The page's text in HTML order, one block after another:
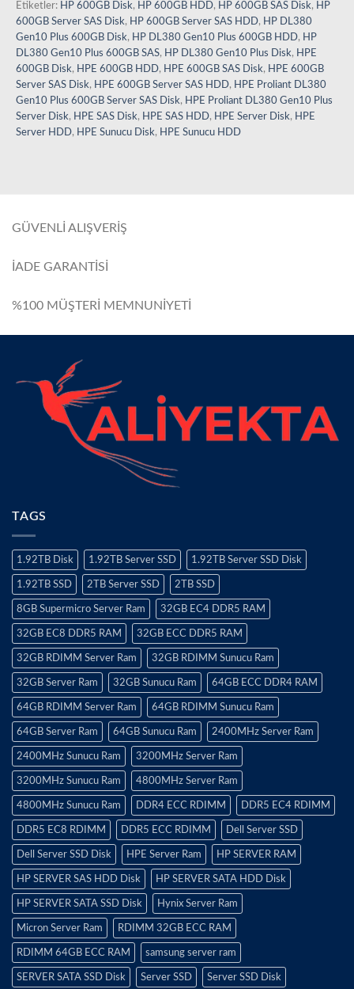
Etiketler: HP 600GB Disk, HP 600GB HDD, HP 600GB SAS Disk, HP
600GB Server SAS Disk, HP 600GB Server SAS HDD, HP DL380
Gen10 Plus 600GB Disk, HP DL380 Gen10 Plus 600GB HDD, HP
DL380 Gen10 Plus 600GB SAS, HP DL380 Gen10 Plus Disk, HPE
600GB Disk, HPE 600GB HDD, HPE 600GB SAS Disk, HPE 600GB
Server SAS Disk, HPE 600GB Server SAS HDD, HPE Proliant DL380
Gen10 Plus 600GB Server SAS Disk, HPE Proliant DL380 Gen10 Plus
Server Disk, HPE SAS Disk, HPE SAS HDD, HPE Server Disk, HPE
Server HDD, HPE Sunucu Disk, HPE Sunucu HDD
GÜVENLİ ALIŞVERİŞ
İADE GARANTİSİ
%100 MÜŞTERİ MEMNUNİYETİ
TAGS
1.92TB Disk 1.92TB Server SSD 1.92TB Server SSD Disk
1.92TB SSD 2TB Server SSD 2TB SSD
8GB Supermicro Server Ram 32GB EC4 DDR5 RAM
32GB EC8 DDR5 RAM 32GB ECC DDR5 RAM
32GB RDIMM Server Ram 32GB RDIMM Sunucu Ram
32GB Server Ram 32GB Sunucu Ram 64GB ECC DDR4 RAM
64GB RDIMM Server Ram 64GB RDIMM Sunucu Ram
64GB Server Ram 64GB Sunucu Ram 2400MHz Server Ram
2400MHz Sunucu Ram 3200MHz Server Ram
3200MHz Sunucu Ram 4800MHz Server Ram
4800MHz Sunucu Ram DDR4 ECC RDIMM DDR5 EC4 RDIMM
DDR5 EC8 RDIMM DDR5 ECC RDIMM Dell Server SSD
Dell Server SSD Disk HPE Server Ram HP SERVER RAM
HP SERVER SAS HDD Disk HP SERVER SATA HDD Disk
HP SERVER SATA SSD Disk Hynix Server Ram
Micron Server Ram RDIMM 32GB ECC RAM
RDIMM 64GB ECC RAM samsung server ram
SERVER SATA SSD Disk Server SSD Server SSD Disk